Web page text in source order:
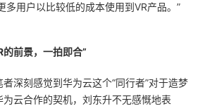
多用户以比较低的成本使用到VR产品。”
前景，一拍即合”
深刻感觉到华为云这个“同行者”对于造梦
云合作的契机，刘东升不无感慨地表